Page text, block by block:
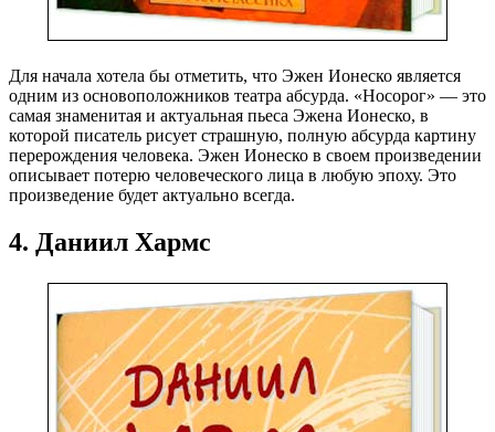
Для начала хотела бы отметить, что Эжен Ионеско является
одним из основоположников театра абсурда. «Носорог» — это
самая знаменитая и актуальная пьеса Эжена Ионеско, в
которой писатель рисует страшную, полную абсурда картину
перерождения человека. Эжен Ионеско в своем произведении
описывает потерю человеческого лица в любую эпоху. Это
произведение будет актуально всегда.
4. Даниил Хармс